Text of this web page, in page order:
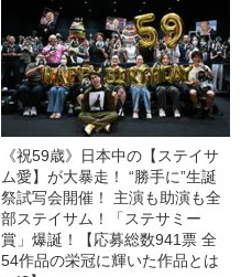
《祝59歳》日本中の【ステイサ
ム愛】が大暴走！ “勝手に”生誕
祭試写会開催！ 主演も助演も全
部ステイサム！「ステサミー
賞」爆誕！【応募総数941票 全
54作品の栄冠に輝いた作品とは